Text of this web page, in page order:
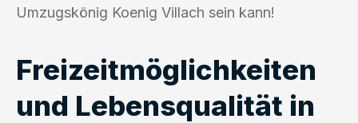
Umzugskönig Koenig Villach sein kann!
Freizeitmöglichkeiten
und Lebensqualität in